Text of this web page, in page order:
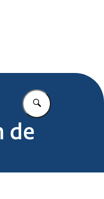
Vul in wat u
de